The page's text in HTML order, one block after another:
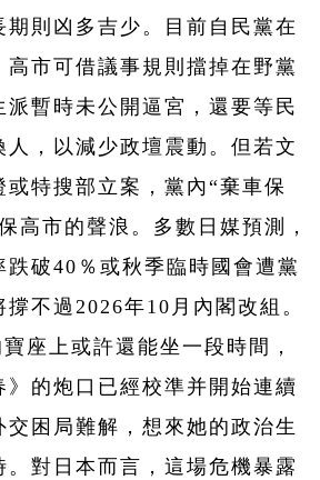
則凶多吉少。目前自民黨在
高市可借議事規則擋掉在野黨
派暫時未公開逼宮，還要等民
，以減少政壇震動。但若文
特搜部立案，黨內“棄車保
高市的聲浪。多數日媒預測，
跌破40％或秋季臨時國會遭黨
不過2026年10月內閣改組。
座上或許還能坐一段時間，
》的炮口已經校準并開始連續
困局難解，想來她的政治生
對日本而言，這場危機暴露